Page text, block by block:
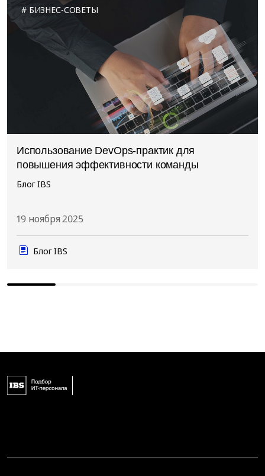
БИЗНЕС-СОВЕТЫ
Использование DevOps-практик для
повышения эффективности команды
Блог IBS
19 ноября 2025
Блог IBS